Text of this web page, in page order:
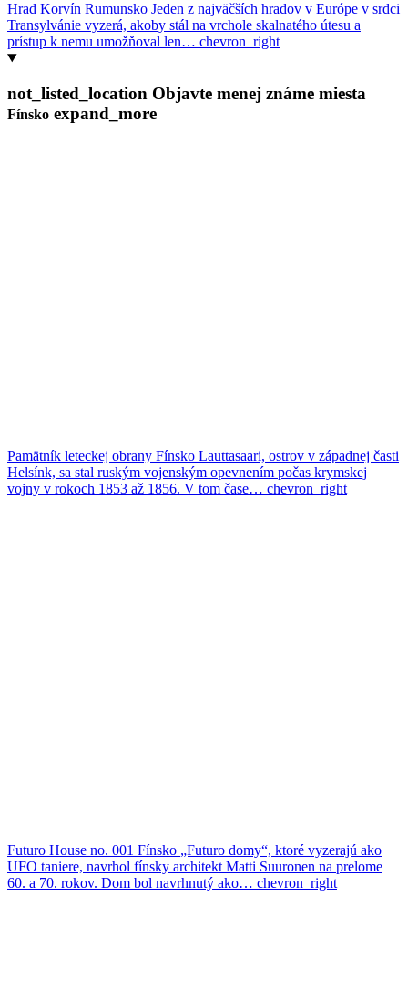
Hrad Korvín Rumunsko Jeden z najväčších hradov v Európe v srdci
Transylvánie vyzerá, akoby stál na vrchole skalnatého útesu a
prístup k nemu umožňoval len… chevron_right
not_listed_location Objavte menej známe miesta
Fínsko expand_more
Pamätník leteckej obrany Fínsko Lauttasaari, ostrov v západnej časti
Helsínk, sa stal ruským vojenským opevnením počas krymskej
vojny v rokoch 1853 až 1856. V tom čase… chevron_right
Futuro House no. 001 Fínsko „Futuro domy“, ktoré vyzerajú ako
UFO taniere, navrhol fínsky architekt Matti Suuronen na prelome
60. a 70. rokov. Dom bol navrhnutý ako… chevron_right